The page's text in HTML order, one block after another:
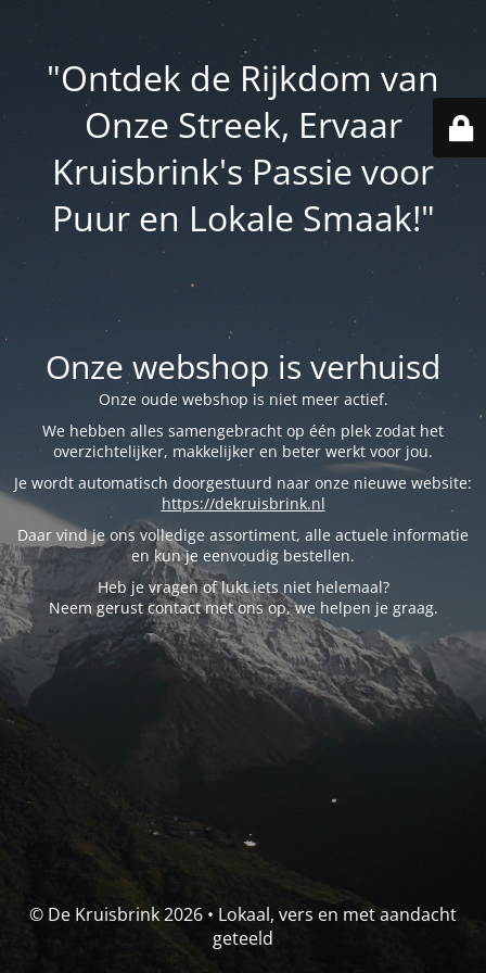
"Ontdek de Rijkdom van
Onze Streek, Ervaar
Kruisbrink's Passie voor
Puur en Lokale Smaak!"
Onze webshop is verhuisd
Onze oude webshop is niet meer actief.
We hebben alles samengebracht op één plek zodat het
overzichtelijker, makkelijker en beter werkt voor jou.
Je wordt automatisch doorgestuurd naar onze nieuwe website:
https://dekruisbrink.nl
Daar vind je ons volledige assortiment, alle actuele informatie
en kun je eenvoudig bestellen.
Heb je vragen of lukt iets niet helemaal?
Neem gerust contact met ons op, we helpen je graag.
© De Kruisbrink 2026 • Lokaal, vers en met aandacht
geteeld